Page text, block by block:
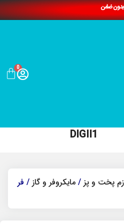
بدون ضامن
0
DIGII1
پخت و پز / مایکروفر و گاز / فر